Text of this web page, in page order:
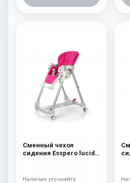
Сменный чехол
сидения Esspero lucid к
Prima Pappa Best Pink
Наличие уточняйте